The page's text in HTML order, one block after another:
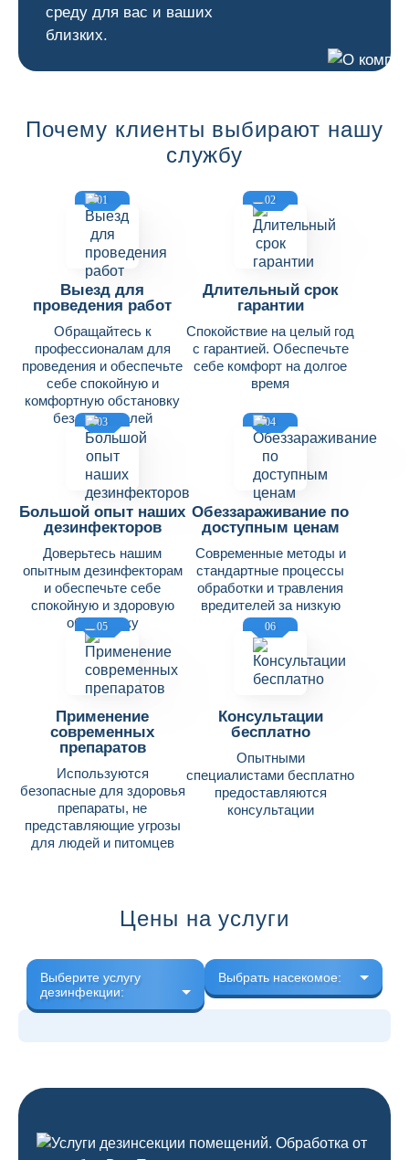
среду для вас и ваших
близких.
Почему клиенты выбирают нашу
службу
01
Выезд для
проведения работ
Обращайтесь к
профессионалам для
проведения и обеспечьте
себе спокойную и
комфортную обстановку
без вредителей
02
Длительный срок
гарантии
Спокойствие на целый год
с гарантией. Обеспечьте
себе комфорт на долгое
время
03
Большой опыт наших
дезинфекторов
Доверьтесь нашим
опытным дезинфекторам
и обеспечьте себе
спокойную и здоровую
обстановку
04
Обеззараживание по
доступным ценам
Современные методы и
стандартные процессы
обработки и травления
вредителей за низкую
цену
05
Применение
современных
препаратов
Используются
безопасные для здоровья
препараты, не
представляющие угрозы
для людей и питомцев
06
Консультации
бесплатно
Опытными
специалистами бесплатно
предоставляются
консультации
Цены на услуги
Выберите услугу
дезинфекции:
Выбрать насекомое: